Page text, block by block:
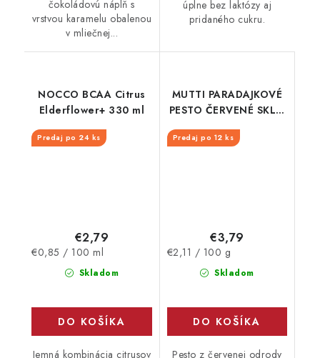
čokoládovú náplň s
vrstvou karamelu obalenou
v mliečnej...
úplne bez laktózy aj
pridaného cukru.
NOCCO BCAA Citrus
Elderflower+ 330 ml
Predaj po 24 ks
Skladom
€2,79
Jednotková
€0,85 / 100 ml
DO KOŠÍKA
Jemná kombinácia citrusov
MUTTI PARADAJKOVÉ
PESTO ČERVENÉ SKLO
Predaj po 12 ks
Skladom
€3,79
Jednotková
€2,11 / 100 g
DO KOŠÍKA
Pesto z červenej odrody